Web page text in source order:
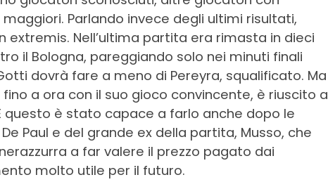
Parlando invece degli ultimi risultati,
extremis. Nell’ultima partita era rimasta in dieci
il Bologna, pareggiando solo nei minuti finali
dovrà fare a meno di Pereyra, squalificato. Ma
a ora con il suo gioco convincente, è riuscito a
questo è stato capace a farlo anche dopo le
Paul e del grande ex della partita, Musso, che
a far valere il prezzo pagato dai
molto utile per il futuro.